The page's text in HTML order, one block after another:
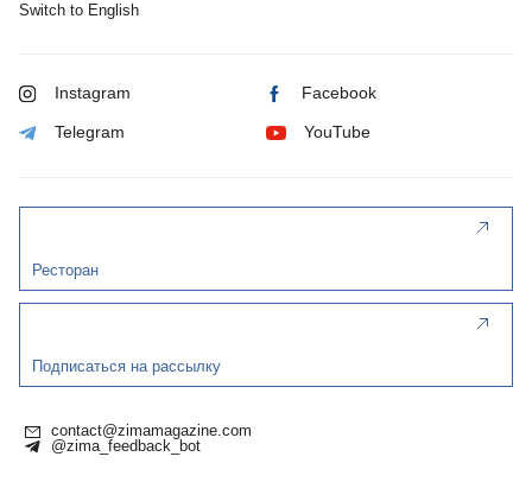
Switch to English
Instagram Facebook
Telegram YouTube
Ресторан
Подписаться на рассылку
contact@zimamagazine.com
@zima_feedback_bot